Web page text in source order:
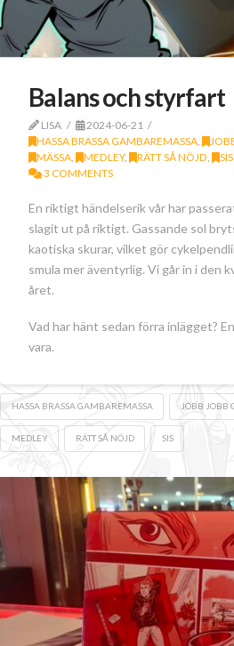
Balans och styrfart
LISA
2024-06-21
HASSA BRASSA GAMBAREMASSA,
MÄSSA, MEDLEY, RÄTT SÅ NÖJD, SIS
3 COMMENTS
En riktigt händelserik vår har
slagit ut på riktigt. Gassande sol
kaotiska skurar, vilket gör
smula mer äventyrlig. Vi går in i den
året.
Vad har hänt sedan förra inlägget?
vara.
HASSA BRASSA GAMBAREMASSA JOBB JOBB
MEDLEY RÄTT SÅ NÖJD SIS